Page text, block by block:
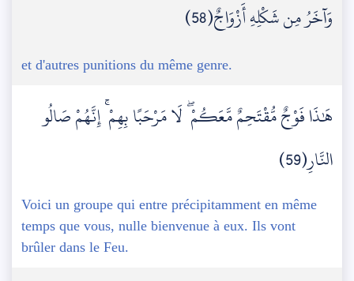
وَآخَرُ مِن شَكْلِهِ أَزْوَاجٌ(58)
et d'autres punitions du même genre.
هَٰذَا فَوْجٌ مُّقْتَحِمٌ مَّعَكُمْ ۖ لَا مَرْحَبًا بِهِمْ ۚ إِنَّهُمْ صَالُو
النَّارِ(59)
Voici un groupe qui entre précipitamment en même
temps que vous, nulle bienvenue à eux. Ils vont
brûler dans le Feu.